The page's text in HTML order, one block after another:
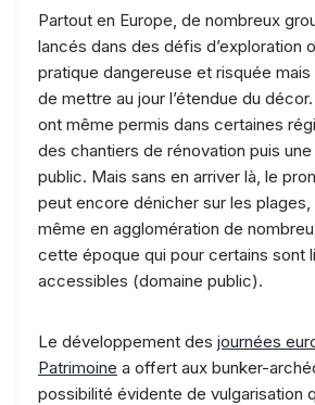
Partout en Europe, de nombreux
lancés dans des défis d’exploration
pratique dangereuse et risquée
de mettre au jour l’étendue du
ont même permis dans certaines
des chantiers de rénovation puis
public. Mais sans en arriver là, le
peut encore dénicher sur les
même en agglomération de
cette époque qui pour certains sont
accessibles (domaine public).
Le développement des journées
Patrimoine a offert aux bunker-
possibilité évidente de vulgarisation